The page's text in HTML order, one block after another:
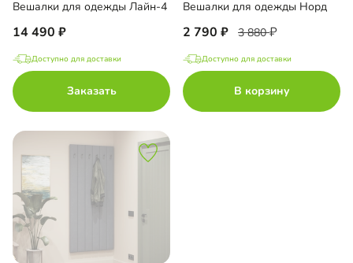
Вешалки для одежды Лайн-4
14 490
Доступно для доставки
Заказать
Вешалки для одежды Норд
2 790 3 880
Доступно для доставки
В корзину